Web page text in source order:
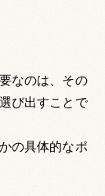
なのは、その
び出すことで
の具体的なポ